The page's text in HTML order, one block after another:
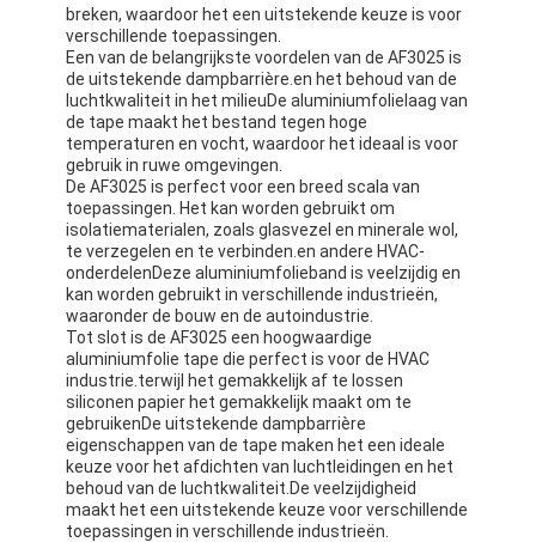
Fabrieksreis
Kwaliteitscontrole
Contacteer ons
Zelfklevende Isolatieband
De Isolatieband van de glasdoek
Hittebestendige Isolatieband
De Plakband van de glasdoek
De Plakband van de Polyimidefilm
Aluminiumfolie Plakband
breken, waardoor het een uitstekende keuze is voor
verschillende toepassingen.
Een van de belangrijkste voordelen van de AF3025 is
de uitstekende dampbarrière.en het behoud van de
luchtkwaliteit in het milieuDe aluminiumfolielaag van
de tape maakt het bestand tegen hoge
temperaturen en vocht, waardoor het ideaal is voor
gebruik in ruwe omgevingen.
De AF3025 is perfect voor een breed scala van
toepassingen. Het kan worden gebruikt om
isolatiematerialen, zoals glasvezel en minerale wol,
te verzegelen en te verbinden.en andere HVAC-
onderdelenDeze aluminiumfolieband is veelzijdig en
kan worden gebruikt in verschillende industrieën,
waaronder de bouw en de autoindustrie.
Tot slot is de AF3025 een hoogwaardige
aluminiumfolie tape die perfect is voor de HVAC
industrie.terwijl het gemakkelijk af te lossen
siliconen papier het gemakkelijk maakt om te
gebruikenDe uitstekende dampbarrière
eigenschappen van de tape maken het een ideale
keuze voor het afdichten van luchtleidingen en het
behoud van de luchtkwaliteit.De veelzijdigheid
maakt het een uitstekende keuze voor verschillende
toepassingen in verschillende industrieën.